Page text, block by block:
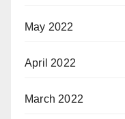
May 2022
April 2022
March 2022